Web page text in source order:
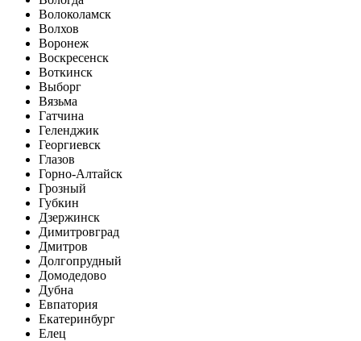
Волоколамск
Волхов
Воронеж
Воскресенск
Воткинск
Выборг
Вязьма
Гатчина
Геленджик
Георгиевск
Глазов
Горно-Алтайск
Грозный
Губкин
Дзержинск
Димитровград
Дмитров
Долгопрудный
Домодедово
Дубна
Евпатория
Екатеринбург
Елец